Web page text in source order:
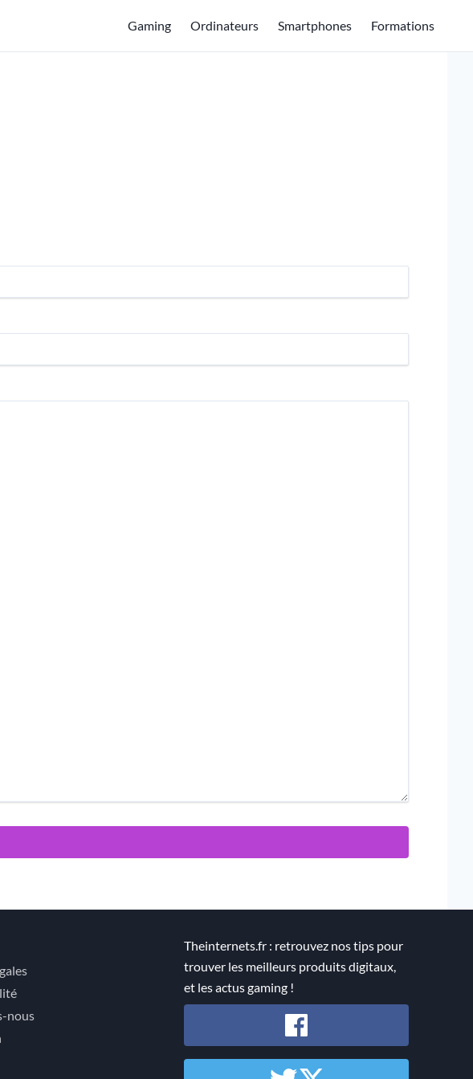
Gaming Ordinateurs Smartphones Formations
nous
Theinternets.fr : retrouvez nos tips pour
trouver les meilleurs produits digitaux,
et les actus gaming !